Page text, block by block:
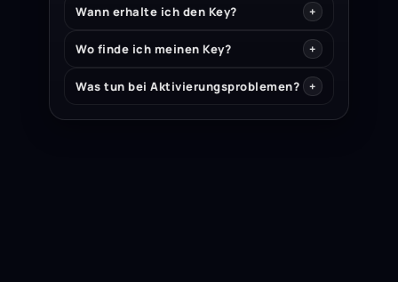
Wann erhalte ich den Key?
Wo finde ich meinen Key?
Was tun bei Aktivierungsproblemen?